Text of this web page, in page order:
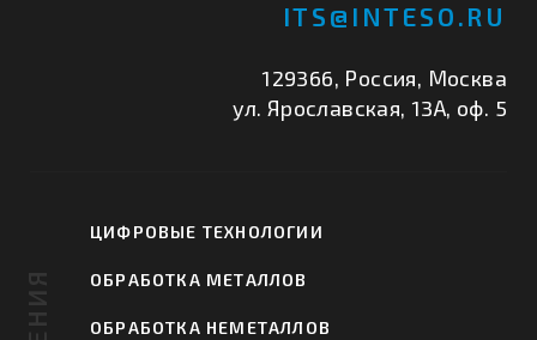
ЦИФРОВЫЕ ТЕХНОЛОГИИ
ОБРАБОТКА МЕТАЛЛОВ
ОБРАБОТКА НЕМЕТАЛЛОВ
ITS@INTESO.RU
129366, Россия, Москва
ул. Ярославская, 13А, оф. 5